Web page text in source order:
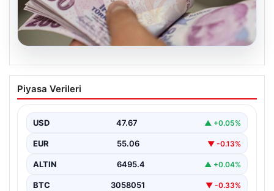
05.08.2026
2026 Kurban Bayramı Emekli
İkramiyeleri Ne Zaman Ödenecek?
milyon emekli vatandaşın gözü kulağı bayram
ikramiyesi…
Piyasa Verileri
USD 47.67 ▲ +0.05%
EUR 55.06 ▼ -0.13%
ALTIN 6495.4 ▲ +0.04%
BTC 3058051 ▼ -0.33%